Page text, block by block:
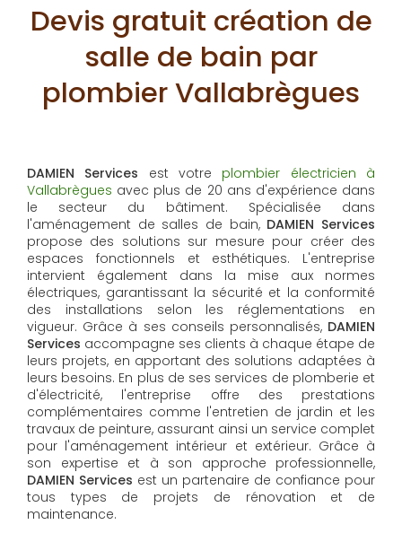
Devis gratuit création de
salle de bain par
plombier Vallabrègues
DAMIEN Services est votre plombier électricien à
Vallabrègues avec plus de 20 ans d'expérience dans
le secteur du bâtiment. Spécialisée dans
l'aménagement de salles de bain, DAMIEN Services
propose des solutions sur mesure pour créer des
espaces fonctionnels et esthétiques. L'entreprise
intervient également dans la mise aux normes
électriques, garantissant la sécurité et la conformité
des installations selon les réglementations en
vigueur. Grâce à ses conseils personnalisés, DAMIEN
Services accompagne ses clients à chaque étape de
leurs projets, en apportant des solutions adaptées à
leurs besoins. En plus de ses services de plomberie et
d'électricité, l'entreprise offre des prestations
complémentaires comme l'entretien de jardin et les
travaux de peinture, assurant ainsi un service complet
pour l'aménagement intérieur et extérieur. Grâce à
son expertise et à son approche professionnelle,
DAMIEN Services​​​​​​​ est un partenaire de confiance pour
tous types de projets de rénovation et de
maintenance.